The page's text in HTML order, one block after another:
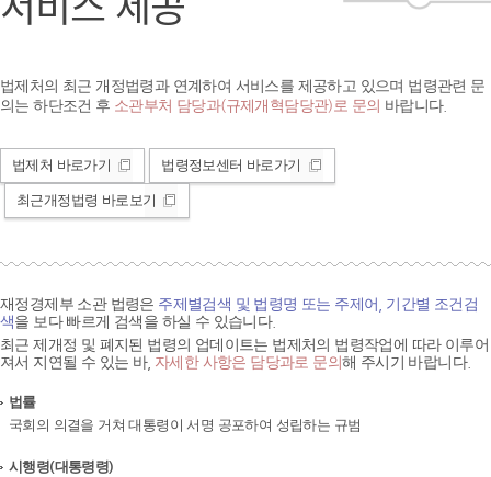
법제처의 최근 개정법령과 연계하여 서비스를 제공하고 있으며 법령관련 문
의는 하단조건 후 소관부처 담당과(규제개혁담당관)로 문의 바랍니다.
법제처 바로가기 법령정보센터 바로가기
최근개정법령 바로보기
재정경제부 소관 법령은 주제별검색 및 법령명 또는 주제어, 기간별 조건검
색을 보다 빠르게 검색을 하실 수 있습니다.
최근 제개정 및 폐지된 법령의 업데이트는 법제처의 법령작업에 따라 이루어
져서 지연될 수 있는 바, 자세한 사항은 담당과로 문의해 주시기 바랍니다.
법률
국회의 의결을 거쳐 대통령이 서명 공포하여 성립하는 규범
시행령(대통령령)